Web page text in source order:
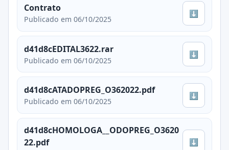
Contrato
Publicado em 06/10/2025
⬇
d41d8cEDITAL3622.rar
Publicado em 06/10/2025
⬇
d41d8cATADOPREG_O362022.pdf
Publicado em 06/10/2025
⬇
d41d8cHOMOLOGA__ODOPREG_O3620
22.pdf
⬇